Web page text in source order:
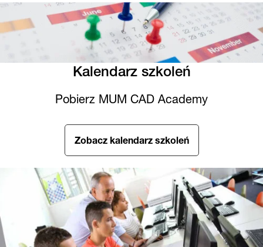
Kalendarz szkoleń
Pobierz MUM CAD Academy
Zobacz kalendarz szkoleń